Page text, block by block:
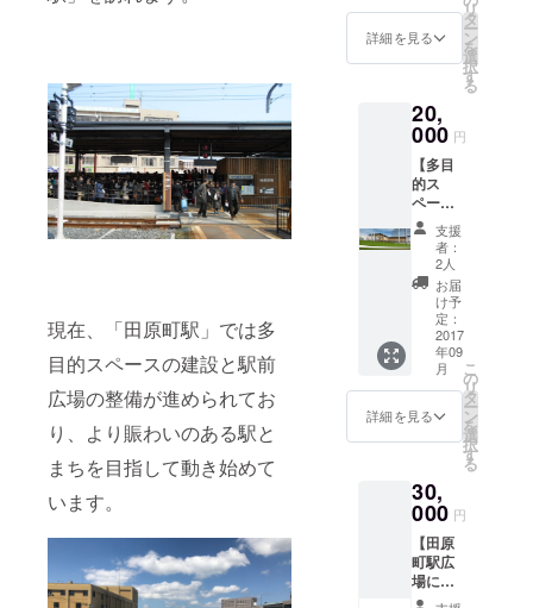
現在、「田原町駅」では多
目的スペースの建設と駅前
広場の整備が進められてお
り、より賑わいのある駅と
まちを目指して動き始めて
います。
いたし
ます。
させて
いいた
だきま
す。
フにし
た銘板
に印字
し、田
広場に
掲載し
ます。
ご家族
の記念
や企業
ＰＲに
いかが
でしょ
うか？
詳細を見る
リ
タ
ー
ン
を
選
択
す
る
20,
000 円
【多目
的ス
ペー
ス 1日
利用
権】 電
車がす
ぐ横を
通過す
るス
ペース
をイベ
ントや
親睦な
どに
使って
んか？
※希望日
は後日
お伺い
いたし
ます。
支援
者：
2人
お届
け予
定：
2017
年09
月
詳細を見る
こ
の
リ
タ
ー
ン
を
選
択
す
る
30,
000 円
【田原
町駅広
場にお
名前を